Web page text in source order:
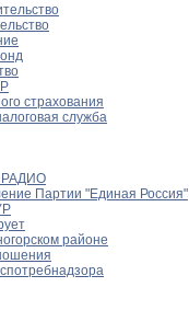
страхования
служба
РАДИО
Партии "Единая Россия"
районе